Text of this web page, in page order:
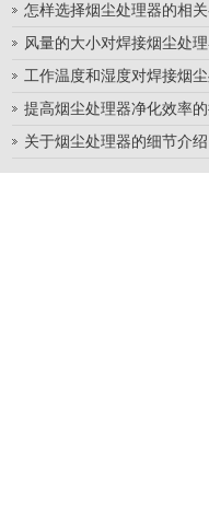
怎样选择烟尘处理器的相关
关于烟尘处理器的细节介绍